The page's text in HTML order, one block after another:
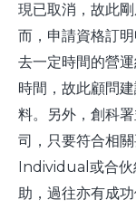
現已取消，故此
而，申請資格訂
去一定時間的營
時間，故此顧問
料。另外，創科
司，只要符合相
Individual或合
助，過往亦有成功